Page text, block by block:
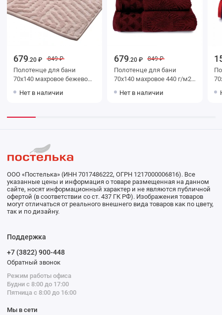
679.20 ₽ 849 ₽
Полотенце для бани
70х140 махровое бежевое
Нет в наличии
679.20 ₽ 849 ₽
Полотенце для бани
70х140 махровое 440 г/м2
мануфактура Racconto
Нет в наличии
70х130
ООО «Постелька» (ИНН 7017486222, ОГРН 1217000006816). Все
указанные цены и информация о товаре размещенная на данном
сайте, носят информационный характер и не являются публичной
офертой (в соответствии со ст. 437 ГК РФ). Изображения товаров
могут отличаться от реального внешнего вида товаров как по цвету,
так и по дизайну.
Поддержка
+7 (3822) 900-448
Обратный звонок
Режим работы офиса
Будни с 8:00 до 17:00
Пятница с 8:00 до 16:00
Мы в сети